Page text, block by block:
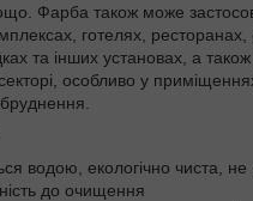
Фарба також може
готелях, ресторанах,
та інших установах, а
особливо у
водою, екологічно чиста,
до очищення